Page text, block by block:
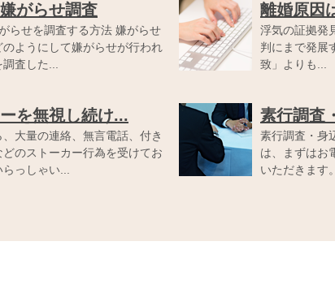
がらせ調査
らせを調査する方法 嫌がらせ
ようにして嫌がらせが行われ
査した...
離婚原因
浮気の証拠
判にまで発展
致」よりも...
を無視し続け...
大量の連絡、無言電話、付き
どのストーカー行為を受けてお
っしゃい...
素行調査
素行調査・身
は、まずはお
いただきます